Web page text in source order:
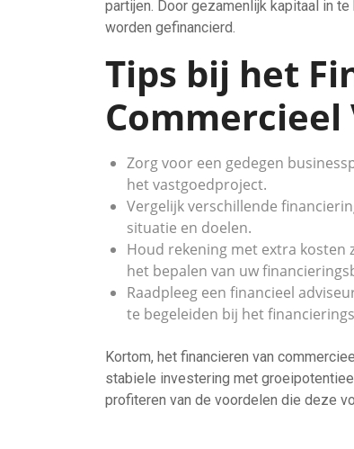
partijen. Door gezamenlijk kapitaal in
worden gefinancierd.
Tips bij het
Commercieel
Zorg voor een gedegen
het vastgoedproject.
Vergelijk verschillende
situatie en doelen.
Houd rekening met extra kosten
het bepalen van uw
Raadpleeg een financieel
te begeleiden bij het
Kortom, het financieren van
stabiele investering met
profiteren van de voordelen die deze